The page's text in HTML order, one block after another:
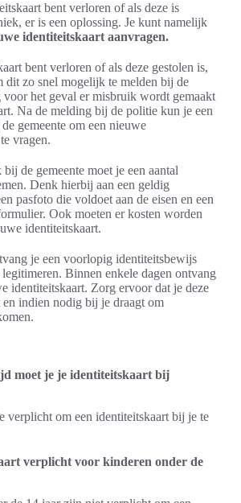
bent verloren of als deze is
er is een oplossing. Je kunt namelijk
identiteitskaart aanvragen.
bent verloren of als deze gestolen is,
dit zo snel mogelijk te melden bij de
het geval er misbruik wordt gemaakt
Na de melding bij de politie kun je een
gemeente om een nieuwe
vragen.
de gemeente moet je een aantal
Denk hierbij aan een geldig
pasfoto die voldoet aan de eisen en een
Ook moeten er kosten worden
identiteitskaart.
je een voorlopig identiteitsbewijs
Binnen enkele dagen ontvang
identiteitskaart. Zorg ervoor dat je deze
indien nodig bij je draagt om
moet je je identiteitskaart bij
verplicht om een identiteitskaart bij je te
verplicht voor kinderen onder de